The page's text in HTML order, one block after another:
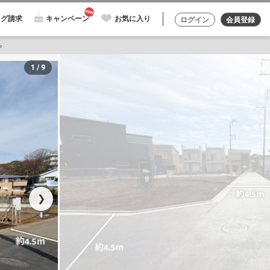
請求 キャンペーン お気に入り ログイン 会員登録
❯
1 / 9